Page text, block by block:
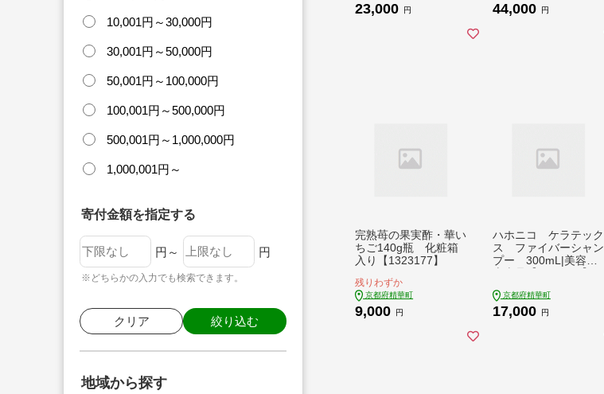
10,001円～30,000円
30,001円～50,000円
50,001円～100,000円
100,001円～500,000円
500,001円～1,000,000円
1,000,001円～
寄付金額を指定する
円～ 円
※どちらかの入力でも検索できます。
クリア 絞り込む
地域から探す
23,000 円 44,000 円
完熟苺の果実酢・華い
ちご140g瓶 化粧箱
入り【1323177】
残りわずか
京都府精華町
9,000 円
ハホニコ ケラテック
ス ファイバーシャン
プー 300mL|美容室
京都府精華町
17,000 円